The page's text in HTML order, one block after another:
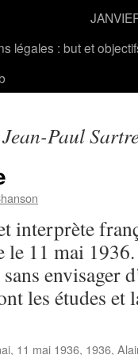
légales : but et
Jean-Paul
interprète
11 mai
envisager
les études
, 11 mai 1936, 1936,